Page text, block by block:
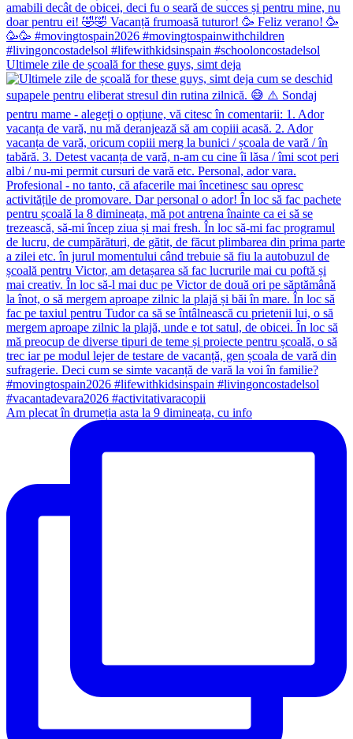
Ultimele zile de școală for these guys, simt deja
Am plecat în drumeția asta la 9 dimineața, cu info